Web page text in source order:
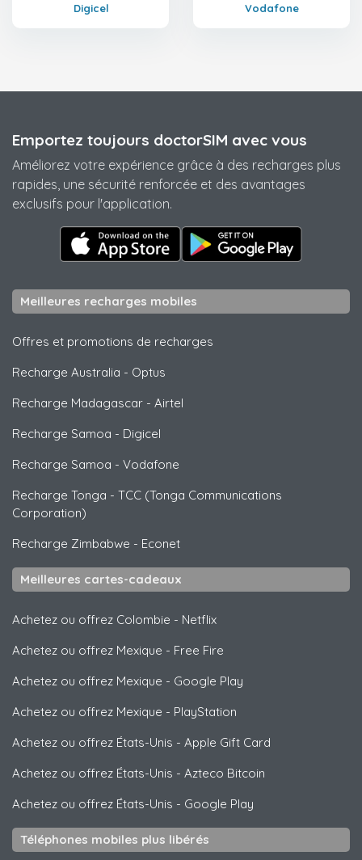
Digicel Vodafone
Emportez toujours doctorSIM avec vous
Améliorez votre expérience grâce à des recharges plus
rapides, une sécurité renforcée et des avantages
exclusifs pour l'application.
Meilleures recharges mobiles
Offres et promotions de recharges
Recharge Australia - Optus
Recharge Madagascar - Airtel
Recharge Samoa - Digicel
Recharge Samoa - Vodafone
Recharge Tonga - TCC (Tonga Communications
Corporation)
Recharge Zimbabwe - Econet
Meilleures cartes-cadeaux
Achetez ou offrez Colombie - Netflix
Achetez ou offrez Mexique - Free Fire
Achetez ou offrez Mexique - Google Play
Achetez ou offrez Mexique - PlayStation
Achetez ou offrez États-Unis - Apple Gift Card
Achetez ou offrez États-Unis - Azteco Bitcoin
Achetez ou offrez États-Unis - Google Play
Téléphones mobiles plus libérés